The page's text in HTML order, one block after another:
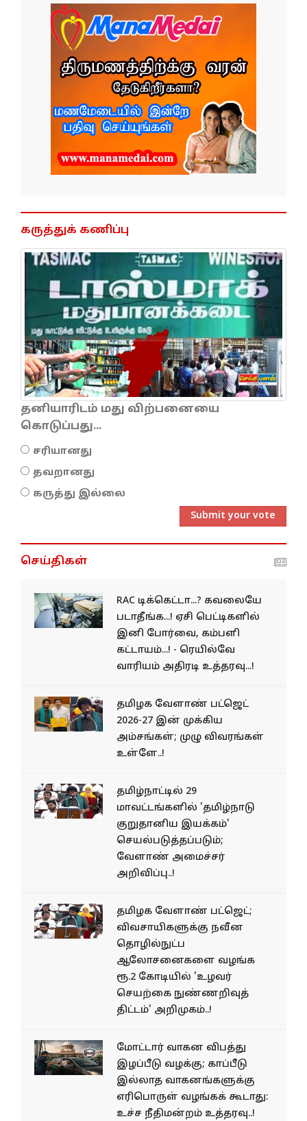
கருத்துக் கணிப்பு
தனியாரிடம் மது விற்பனையை
கொடுப்பது...
சரியானது
தவறானது
கருத்து இல்லை
Submit your vote
செய்திகள்
RAC டிக்கெட்டா...? கவலையே
படாதீங்க...! ஏசி பெட்டிகளில்
இனி போர்வை, கம்பளி
கட்டாயம்...! - ரெயில்வே
வாரியம் அதிரடி உத்தரவு...!
தமிழக வேளாண் பட்ஜெட்
2026-27 இன் முக்கிய
அம்சங்கள்; முழு விவரங்கள்
உள்ளே..!
தமிழ்நாட்டில் 29
மாவட்டங்களில் 'தமிழ்நாடு
குறுதானிய இயக்கம்'
செயல்படுத்தப்படும்;
வேளாண் அமைச்சர்
அறிவிப்பு..!
தமிழக வேளாண் பட்​ஜெட்;
விவசாயிகளுக்கு நவீன
தொழில்நுட்ப
ஆலோசனைகளை வழங்க
ரூ.2 கோடியில் 'உழவர்
செயற்கை நுண்ணறிவுத்
திட்டம்' அறிமுகம்..!
மோட்​டார் வாகன விபத்து
இழப்பீடு வழக்கு; காப்பீடு
இல்லாத வாகனங்களுக்கு
எரிபொருள் வழங்கக் கூடாது:
உச்ச நீதிமன்றம் உத்தரவு..!